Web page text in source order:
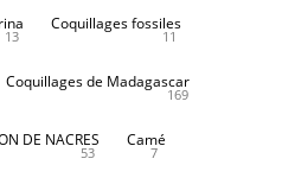
13
Coquillages fossiles
11
Coquillages de Madagascar
169
DE NACRES
53
Camé
7